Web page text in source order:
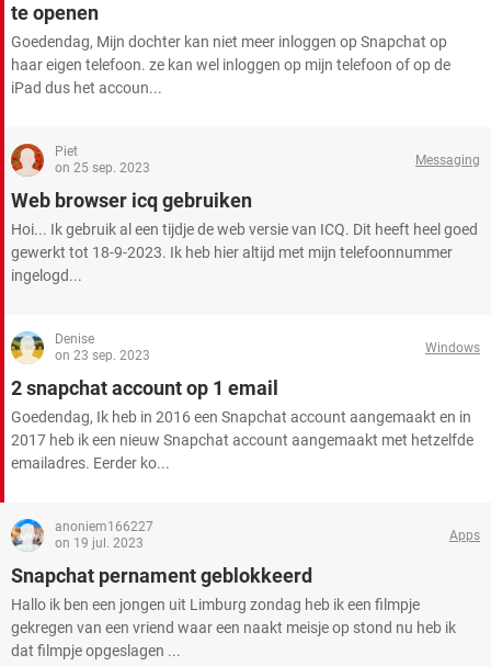
te openen
Goedendag, Mijn dochter kan niet meer inloggen op Snapchat op
haar eigen telefoon. ze kan wel inloggen op mijn telefoon of op de
iPad dus het accoun...
Piet
on 25 sep. 2023
Messaging
Web browser icq gebruiken
Hoi... Ik gebruik al een tijdje de web versie van ICQ. Dit heeft heel goed
gewerkt tot 18-9-2023. Ik heb hier altijd met mijn telefoonnummer
ingelogd...
Denise
on 23 sep. 2023
Windows
2 snapchat account op 1 email
Goedendag, Ik heb in 2016 een Snapchat account aangemaakt en in
2017 heb ik een nieuw Snapchat account aangemaakt met hetzelfde
emailadres. Eerder ko...
anoniem166227
on 19 jul. 2023
Apps
Snapchat pernament geblokkeerd
Hallo ik ben een jongen uit Limburg zondag heb ik een filmpje
gekregen van een vriend waar een naakt meisje op stond nu heb ik
dat filmpje opgeslagen ...